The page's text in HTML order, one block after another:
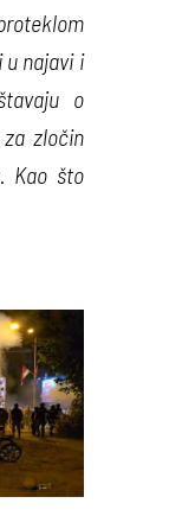
u najavi i
o
zločin
Kao što